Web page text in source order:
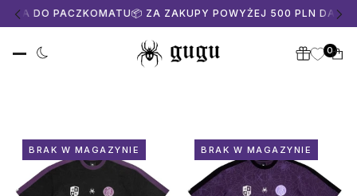
DO PACZKOMATU📦 ZA ZAKUPY POWYŻEJ 500 PLN
0
BRAK W MAGAZYNIE BRAK W MAGAZYNIE